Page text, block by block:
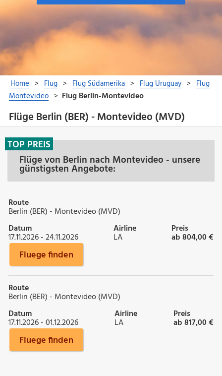
Flüge Berlin (BER) - Montevideo (MVD)
Flüge von Berlin nach Montevideo - unsere
günstigsten Angebote:
TOP PREIS
Route
Berlin (BER) - Montevideo (MVD)
Datum
17.11.2026 - 24.11.2026
Airline
LA
Preis
ab 804,00 €
Fluege finden
Route
Berlin (BER) - Montevideo (MVD)
Datum
17.11.2026 - 01.12.2026
Airline
LA
Preis
ab 817,00 €
Fluege finden